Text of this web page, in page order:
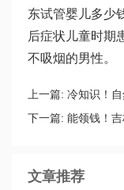
东试管婴儿多少
后症状 儿童时期
不吸烟的男性。
上一篇: 冷知识！
下一篇: 能领钱！
文章推荐